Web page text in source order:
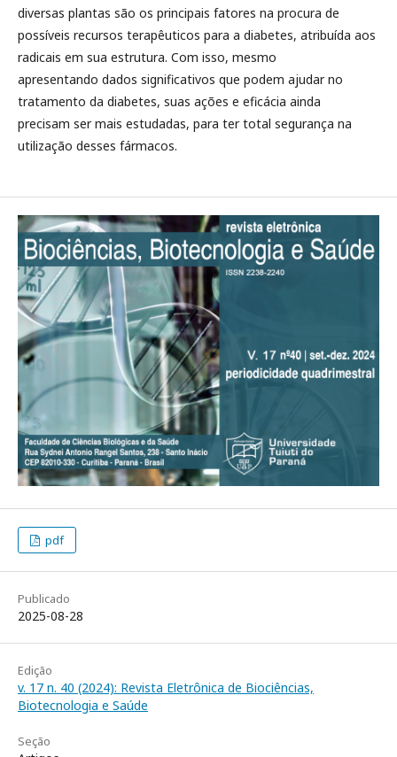
diversas plantas são os principais fatores na procura de
possíveis recursos terapêuticos para a diabetes, atribuída aos
radicais em sua estrutura. Com isso, mesmo
apresentando dados significativos que podem ajudar no
tratamento da diabetes, suas ações e eficácia ainda
precisam ser mais estudadas, para ter total segurança na
utilização desses fármacos.
pdf
Publicado
2025-08-28
Edição
v. 17 n. 40 (2024): Revista Eletrônica de Biociências,
Biotecnologia e Saúde
Seção